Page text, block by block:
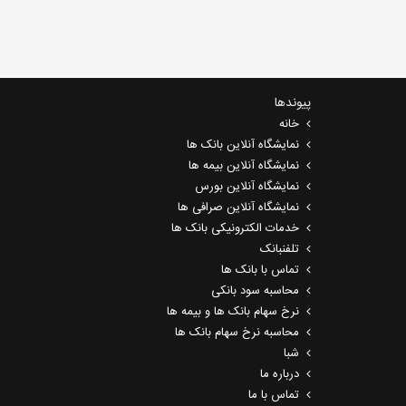
پیوندها
خانه
نمایشگاه آنلاین بانک ها
نمایشگاه آنلاین بیمه ها
نمایشگاه آنلاین بورس
نمایشگاه آنلاین صرافی ها
خدمات الکترونیکی بانک ها
تلفنبانک
تماس با بانک ها
محاسبه سود بانکی
نرخ سهام بانک ها و بیمه ها
محاسبه نرخ سهام بانک ها
شبا
درباره ما
تماس با ما